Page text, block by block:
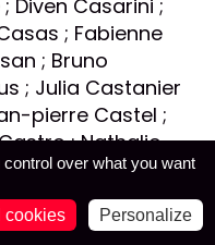
over what you want
cookies Personalize